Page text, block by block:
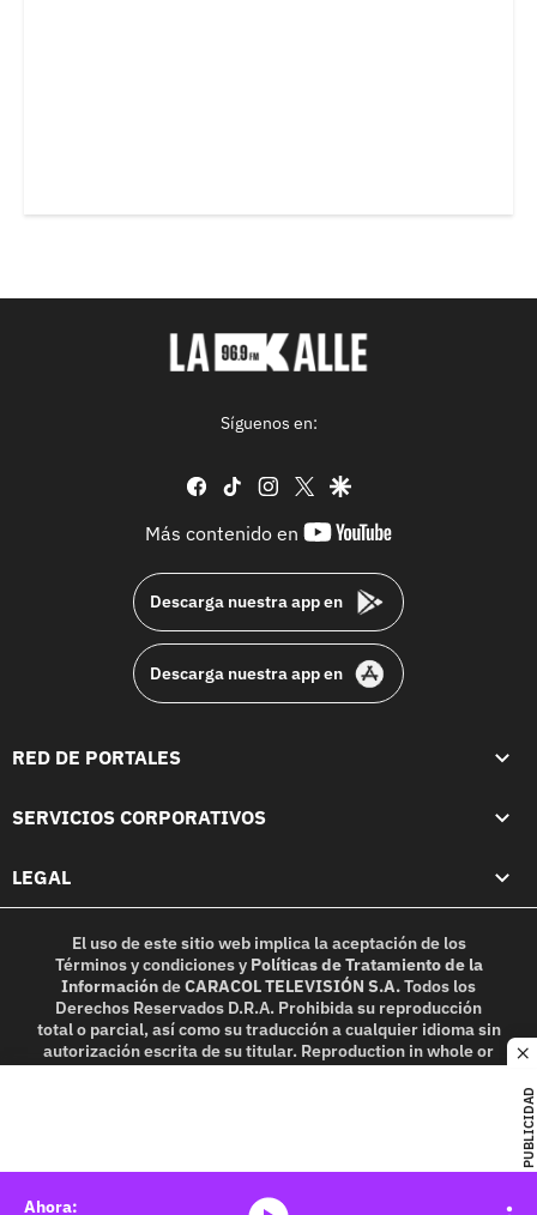
PUBLICIDAD
Síguenos en:
facebook
tiktok instagram
twittergoogle
Más contenido en
youtube-
Descarga nuestra app en
Descarga nuestra app en
RED DE PORTALES
SERVICIOS CORPORATIVOS
LEGAL
El uso de este sitio web implica la aceptación de los
Términos y condicionesy Políticas de Tratamiento de la
InformacióndeCARACOL TELEVISIÓN S.A.Todos los
Derechos Reservados D.R.A. Prohibida su reproducción
total o parcial, así como su traducción a cualquier idioma sin
autorización escrita de su titular. Reproduction in whole or